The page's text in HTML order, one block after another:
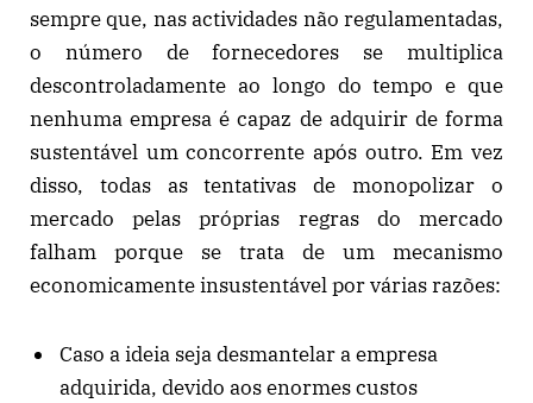
sempre que, nas actividades não regulamentadas,
o número de fornecedores se multiplica
descontroladamente ao longo do tempo e que
nenhuma empresa é capaz de adquirir de forma
sustentável um concorrente após outro. Em vez
disso, todas as tentativas de monopolizar o
mercado pelas próprias regras do mercado
falham porque se trata de um mecanismo
economicamente insustentável por várias razões:
Caso a ideia seja desmantelar a empresa
adquirida, devido aos enormes custos